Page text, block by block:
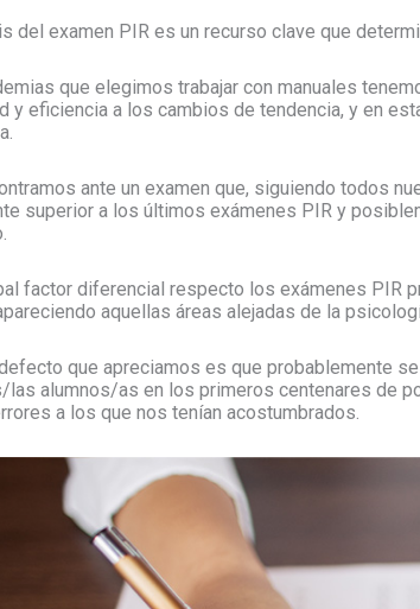
del examen PIR es un recurso clave que
que elegimos trabajar con manuales
y eficiencia a los cambios de tendencia, y en
ante un examen que, siguiendo todos
superior a los últimos exámenes PIR y
factor diferencial respecto los exámenes PIR
aquellas áreas alejadas de la
que apreciamos es que probablemente
las alumnos/as en los primeros centenares de
a los que nos tenían acostumbrados.